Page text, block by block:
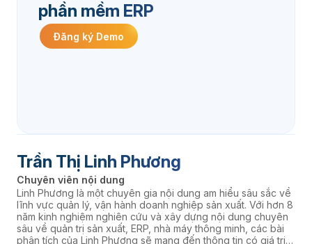
phần mềm ERP
Đăng ký Demo
Trần Thị Linh Phương
Chuyên viên nội dung
Linh Phương là một chuyên gia nội dung am hiểu sâu sắc về
lĩnh vực quản lý, vận hành doanh nghiệp sản xuất. Với hơn 8
năm kinh nghiệm nghiên cứu và xây dựng nội dung chuyên
sâu về quản trị sản xuất, ERP, nhà máy thông minh, các bài
phân tích của Linh Phương sẽ mang đến thông tin có giá trị